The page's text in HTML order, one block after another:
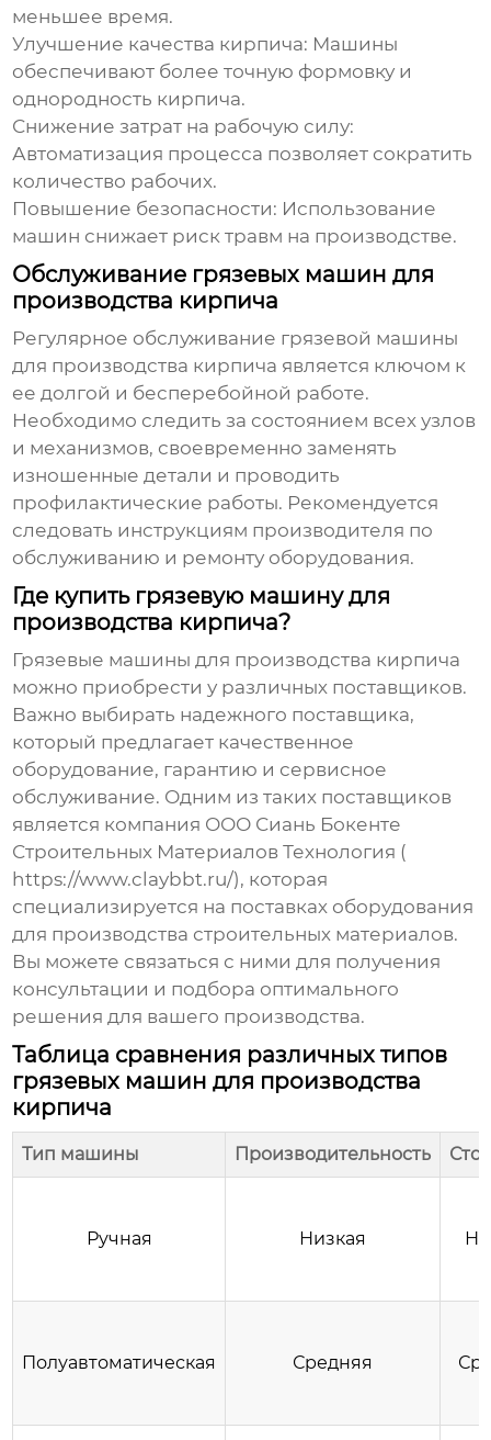
меньшее время.
Улучшение качества кирпича: Машины
обеспечивают более точную формовку и
однородность кирпича.
Снижение затрат на рабочую силу:
Автоматизация процесса позволяет сократить
количество рабочих.
Повышение безопасности: Использование
машин снижает риск травм на производстве.
Обслуживание грязевых машин для
производства кирпича
Регулярное обслуживание грязевой машины
для производства кирпича является ключом к
ее долгой и бесперебойной работе.
Необходимо следить за состоянием всех узлов
и механизмов, своевременно заменять
изношенные детали и проводить
профилактические работы. Рекомендуется
следовать инструкциям производителя по
обслуживанию и ремонту оборудования.
Где купить грязевую машину для
производства кирпича?
Грязевые машины для производства кирпича
можно приобрести у различных поставщиков.
Важно выбирать надежного поставщика,
который предлагает качественное
оборудование, гарантию и сервисное
обслуживание. Одним из таких поставщиков
является компания ООО Сиань Бокенте
Строительных Материалов Технология (
https://www.claybbt.ru/), которая
специализируется на поставках оборудования
для производства строительных материалов.
Вы можете связаться с ними для получения
консультации и подбора оптимального
решения для вашего производства.
Таблица сравнения различных типов
грязевых машин для производства
кирпича
Тип машины Производительность
Ручная Низкая
Полуавтоматическая Средняя